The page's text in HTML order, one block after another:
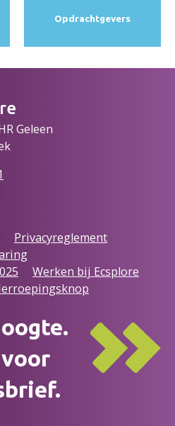
Opdracht­gevers
Geleen
Privacyreglement
Werken bij Ecsplore